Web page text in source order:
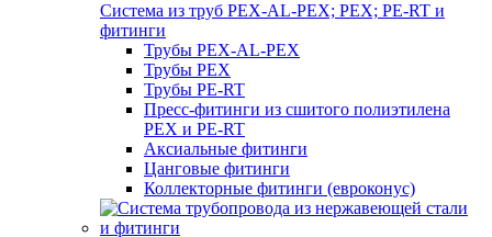
Система из труб PEX-AL-PEX; PEX; PE-RT и
фитинги
Трубы PEX-AL-PEX
Трубы PEX
Трубы PE-RT
Пресс-фитинги из сшитого полиэтилена
PEX и PE-RT
Аксиальные фитинги
Цанговые фитинги
Коллекторные фитинги (евроконус)